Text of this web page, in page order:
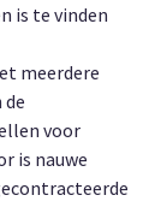
is te vinden
meerdere
voor
is nauwe